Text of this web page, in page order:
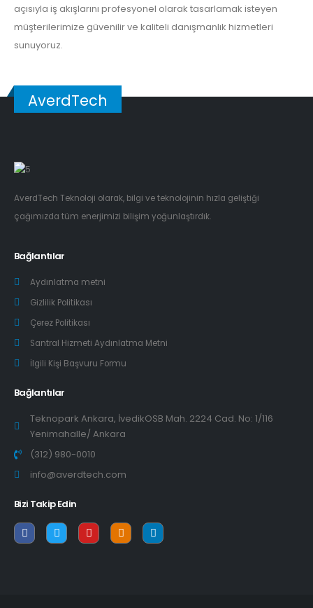
açısıyla iş akışlarını profesyonel olarak tasarlamak isteyen
müşterilerimize güvenilir ve kaliteli danışmanlık hizmetleri
sunuyoruz.
AverdTech
AverdTech Teknoloji olarak, bilgi ve teknolojinin hızla geliştiği
çağımızda tüm enerjimizi bilişim yoğunlaştırdık.
Bağlantılar
Aydınlatma metni
Gizlilik Politikası
Çerez Politikası
Santral Hizmeti Aydınlatma Metni
İlgili Kişi Başvuru Formu
Bağlantılar
Teknopark Ankara, İvedikOSB Mah. 2224 Cad. No: 1/116
Yenimahalle/ Ankara
(312) 980-0010
info@averdtech.com
Bizi Takip Edin